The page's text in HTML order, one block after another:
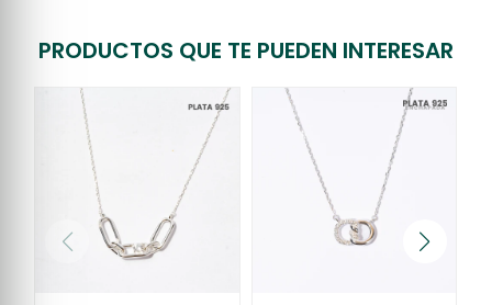
PRODUCTOS QUE TE PUEDEN INTERESAR